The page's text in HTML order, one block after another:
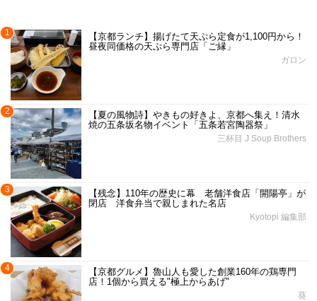
1
【京都ランチ】揚げたて天ぷら定食が1,100円から！
昼夜同価格の天ぷら専門店「ご縁」
ガロン
2
【夏の風物詩】やきもの好きよ、京都へ集え！清水
焼の五条坂名物イベント「五条若宮陶器祭」
三杯目 J Soup Brothers
3
【残念】110年の歴史に幕 老舗洋食店「開陽亭」が
閉店 洋食弁当で親しまれた名店
Kyotopi 編集部
4
【京都グルメ】魯山人も愛した創業160年の鶏専門
店！1個から買える"極上からあげ"
葵